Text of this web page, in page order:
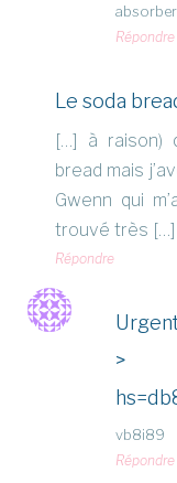
Répondre
Le soda
[…] à raison)
bread mais
Gwenn qui
trouvé très […]
Répondre
>
vb8i89
Répondre